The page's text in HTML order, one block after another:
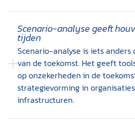
Scenario-analyse geeft
tijden
Scenario-analyse is iets
van de toekomst. Het geeft
op onzekerheden in de
strategievorming in
infrastructuren.